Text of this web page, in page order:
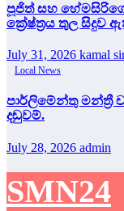
පූජිත් සහ
ක්‍රේෂ්ත්‍රය තුල සිදුව
July 31, 2026 kamal
Local News
පාර්ලිමේන්තු මන්ත්‍රී
දඬුවම්.
July 28, 2026 admin
SMN24